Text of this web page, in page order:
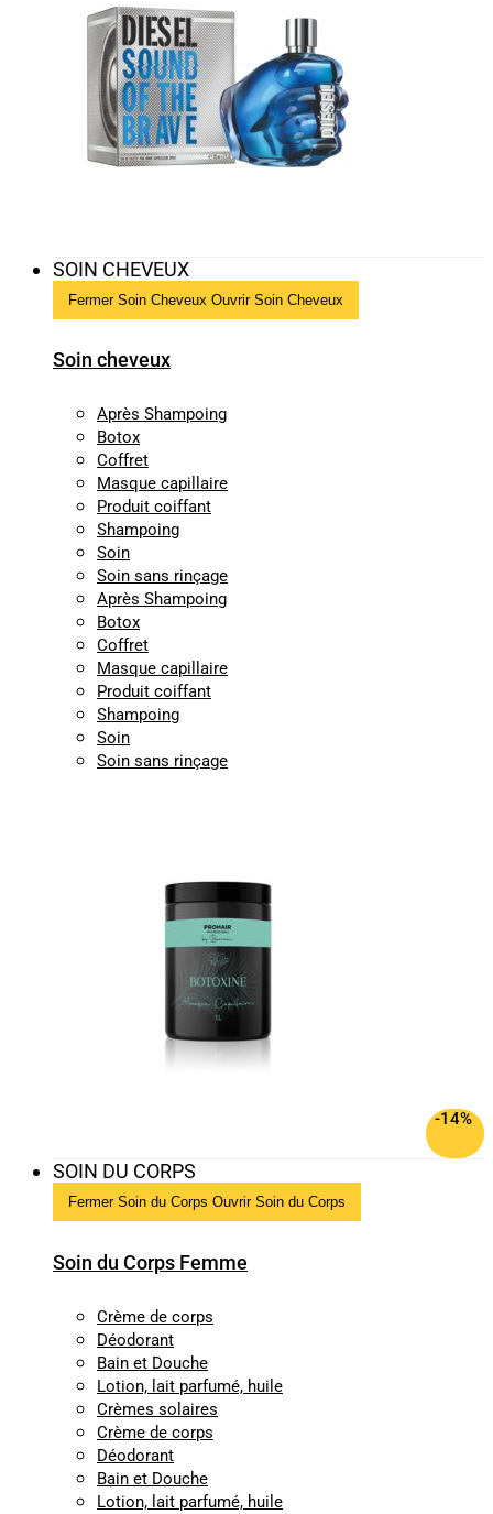
SOIN CHEVEUX
Fermer Soin Cheveux Ouvrir Soin Cheveux
Soin cheveux
Après Shampoing
Botox
Coffret
Masque capillaire
Produit coiffant
Shampoing
Soin
Soin sans rinçage
Après Shampoing
Botox
Coffret
Masque capillaire
Produit coiffant
Shampoing
Soin
Soin sans rinçage
-14%
SOIN DU CORPS
Fermer Soin du Corps Ouvrir Soin du Corps
Soin du Corps Femme
Crème de corps
Déodorant
Bain et Douche
Lotion, lait parfumé, huile
Crèmes solaires
Crème de corps
Déodorant
Bain et Douche
Lotion, lait parfumé, huile